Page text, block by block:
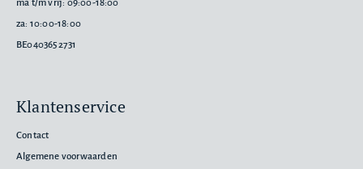
ma t/m vrij: 09:00-18:00
za: 10:00-18:00
BE0403652731
Klantenservice
Contact
Algemene voorwaarden